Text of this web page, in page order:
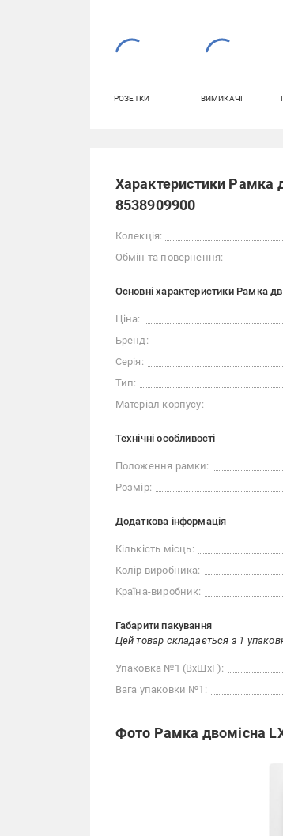
РОЗЕТКИ ВИМИКАЧІ
Характеристики Рамка
8538909900
Колекція:
Обмін та повернення:
Основні характеристики Рамка
Ціна:
Бренд:
Серія:
Тип:
Матеріал корпусу:
Технічні особливості
Положення рамки:
Розмір:
Додаткова інформація
Кількість місць:
Колір виробника:
Країна-виробник:
Габарити пакування
Цей товар складається з 1
Упаковка №1 (ВхШхГ):
Вага упаковки №1:
Фото Рамка двомісна